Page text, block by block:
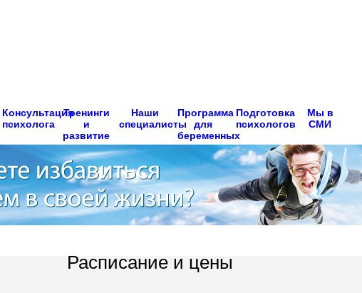
Консультация
психолога
Тренинги
и
развитие
Наши
специалисты
Программа
для
беременных
Подготовка
психологов
Мы в
СМИ
Расписание и цены